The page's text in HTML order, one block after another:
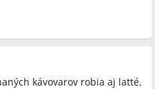
kávovarov robia aj latté,